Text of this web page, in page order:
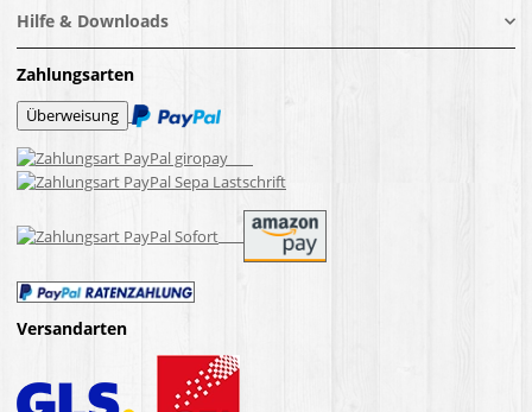
Hilfe & Downloads
Zahlungsarten
Versandarten